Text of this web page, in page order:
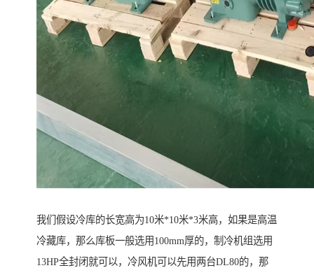
我们假设冷库的长宽高为10米*10米*3米高，如果是高温
冷藏库，那么库板一般选用100mm厚的，制冷机组选用
13HP全封闭就可以，冷风机可以先用两台DL80的，那